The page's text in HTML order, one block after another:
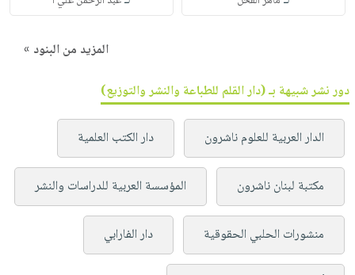
المزيد من البنود »
دور نشر شبيهة بـ (دار القلم للطباعة والنشر والتوزيع)
الدار العربية للعلوم ناشرون دار الكتب العلمية
مكتبة لبنان ناشرون المؤسسة العربية للدراسات والنشر
منشورات الحلبي الحقوقية دار الفارابي